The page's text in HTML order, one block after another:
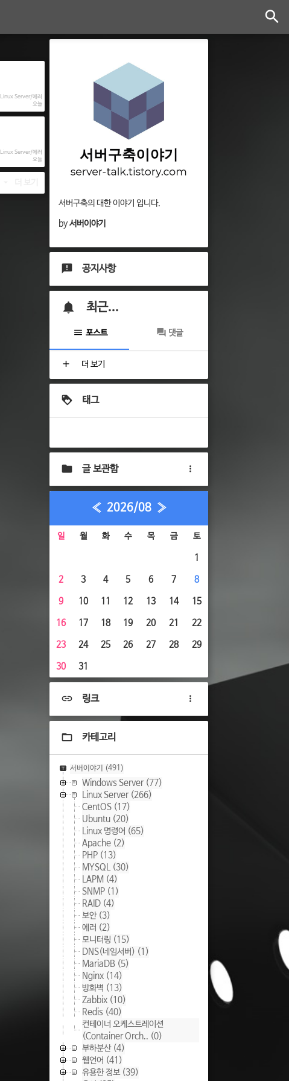
Linux Server/에러
오늘
Linux Server/에러
오늘
서버구축의 대한 이야기 입니다.
by서버이야기
공지사항
최근...
포스트 댓글
더 보기
태그
글 보관함
« 2026/08 »
일 월 화 수 목 금 토
1
2 3 4 5 6 7 8
9 10 11 12 13 14 15
16 17 18 19 20 21 22
23 24 25 26 27 28 29
30 31
링크
카테고리
서버이야기 (491)
Windows Server(77)
Linux Server(266)
CentOS (17)
Ubuntu (20)
Linux 명령어 (65)
Apache (2)
PHP (13)
MYSQL
(30)
LAPM (4)
SNMP (1)
RAID (4)
보안(3)
에러 (2)
모니터링 (15)
DNS(네임서버) (1)
MariaDB (5)
Nginx (14)
방화벽 (13)
Zabbix (10)
Redis (40)
컨테이너 오케스트레이션
(Container Orch.. (0)
부하분산(4)
웹언어 (41)
유용한 정보(39)